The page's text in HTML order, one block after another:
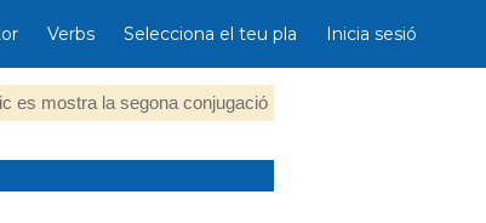
Verbs Selecciona el teu pla Inicia sesió
es mostra la segona conjugació